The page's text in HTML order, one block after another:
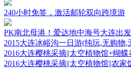
240小时免签，激活邮轮双向跨境游
PK南北母港！爱达地中海号大连出
2015大连冰峪沟一日游(纯玩,无购物,
2016大连樱桃采摘||太空植物馆+蝴
2016大连樱桃采摘||太空植物馆||农